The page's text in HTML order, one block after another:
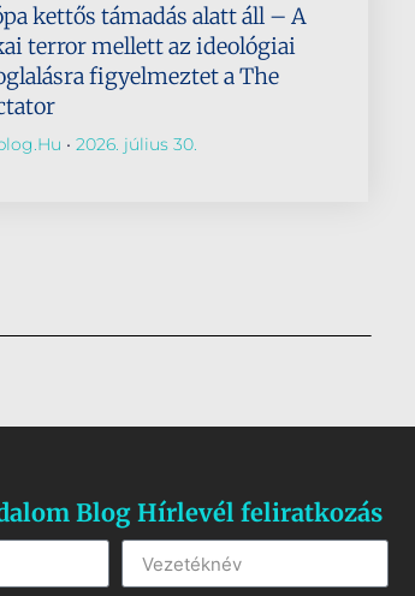
kettős támadás alatt áll – A
terror mellett az ideológiai
figyelmeztet a The
2026. július 30.
Blog Hírlevél feliratkozás